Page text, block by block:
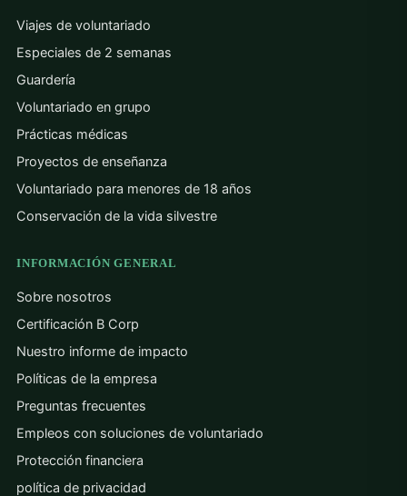
Viajes de voluntariado
Especiales de 2 semanas
Guardería
Voluntariado en grupo
Prácticas médicas
Proyectos de enseñanza
Voluntariado para menores de 18 años
Conservación de la vida silvestre
INFORMACIÓN GENERAL
Sobre nosotros
Certificación B Corp
Nuestro informe de impacto
Políticas de la empresa
Preguntas frecuentes
Empleos con soluciones de voluntariado
Protección financiera
política de privacidad